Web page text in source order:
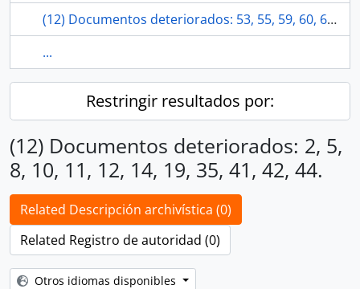
(12) Documentos deteriorados: 53, 55, 59, 60, 61, 63, 68, 69, 73, 78, 79, 81.
...
Restringir resultados por:
(12) Documentos deteriorados: 2, 5,
8, 10, 11, 12, 14, 19, 35, 41, 42, 44.
Related Descripción archivística (0)
Related Registro de autoridad (0)
Otros idiomas disponibles